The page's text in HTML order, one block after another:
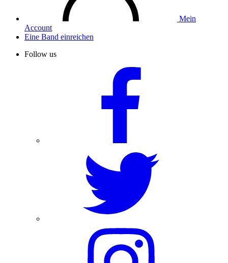
Mein
Account
Eine Band einreichen
Follow us